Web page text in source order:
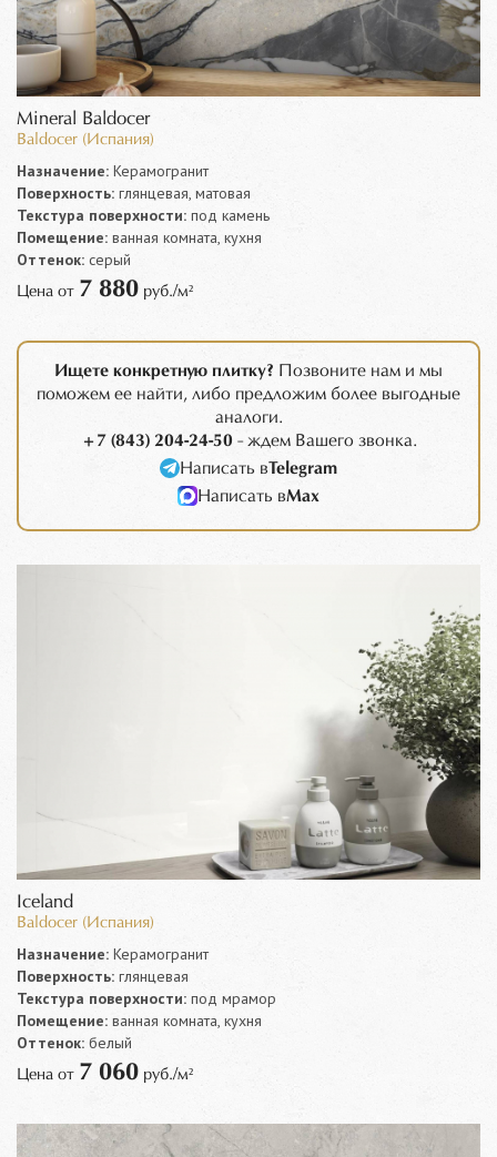
Mineral Baldocer
Baldocer (Испания)
Назначение: Керамогранит
Поверхность: глянцевая, матовая
Текстура поверхности: под камень
Помещение: ванная комната, кухня
Оттенок: серый
Цена от 7 880 руб./м²
Ищете конкретную плитку? Позвоните нам и мы
поможем ее найти, либо предложим более выгодные
аналоги.
+7 (843) 204-24-50 - ждем Вашего звонка.
Написать вTelegram
Написать вMax
Iceland
Baldocer (Испания)
Назначение: Керамогранит
Поверхность: глянцевая
Текстура поверхности: под мрамор
Помещение: ванная комната, кухня
Оттенок: белый
Цена от 7 060 руб./м²